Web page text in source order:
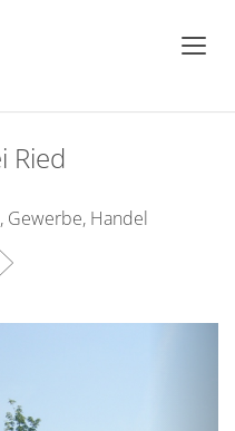
Ried
Gewerbe, Handel